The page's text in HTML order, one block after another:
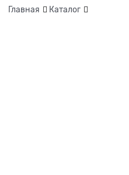
Главная Каталог